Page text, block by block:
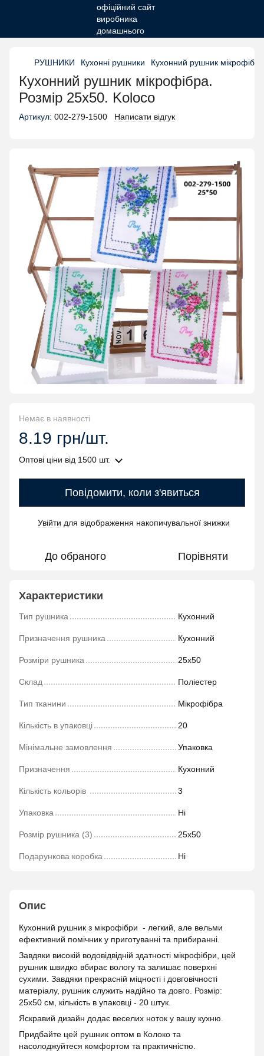
РУШНИКИ Кухонні рушники Кухонний рушник
Кухонний рушник мікрофібра.
Розмір 25х50. Koloco
Артикул: 002-279-1500 Написати відгук
Немає в наявності
8.19 грн/шт.
Оптові ціни від 1500 шт.
Повідомити, коли з'явиться
Увійти для відображення накопичувальної знижки
До обраного Порівняти
Характеристики
Тип рушника Кухонний
Призначення рушника Кухонний
Розміри рушника 25х50
Склад Поліестер
Тип тканини Мікрофібра
Кількість в упаковці 20
Мінімальне замовлення Упаковка
Призначення Кухонний
Кількість кольорів 3
Упаковка Ні
Розмір рушника (3) 25х50
Подарункова коробка Ні
Опис
Кухонний рушник з мікрофібри - легкий, але вельми
ефективний помічник у приготуванні та прибиранні.
Завдяки високій водовідвідній здатності мікрофібри, цей
рушник швидко вбирає вологу та залишає поверхні
сухими. Завдяки прекрасній міцності і довговічності
матеріалу, рушник служить надійно та довго. Розмір:
25х50 см, кількість в упаковці - 20 штук.
Яскравий дизайн додає веселих ноток у вашу кухню.
Придбайте цей рушник оптом в Колоко та
насолоджуйтеся комфортом та практичністю.